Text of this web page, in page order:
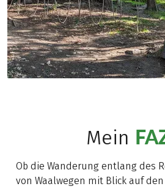
Mein
Ob die Wanderung entlang des
von Waalwegen mit Blick auf